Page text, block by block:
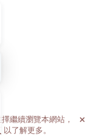
繼續瀏覽本網站，
以了解更多。
